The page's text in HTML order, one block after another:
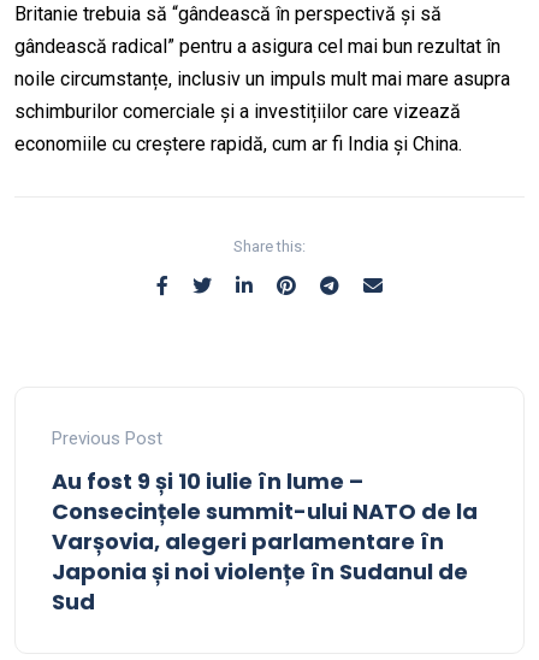
Britanie trebuia să “gândească în perspectivă și să
gândească radical” pentru a asigura cel mai bun rezultat în
noile circumstanțe, inclusiv un impuls mult mai mare asupra
schimburilor comerciale și a investițiilor care vizează
economiile cu creștere rapidă, cum ar fi India și China.
Share this:
Previous Post
Au fost 9 și 10 iulie în lume –
Consecințele summit-ului NATO de la
Varșovia, alegeri parlamentare în
Japonia și noi violențe în Sudanul de
Sud